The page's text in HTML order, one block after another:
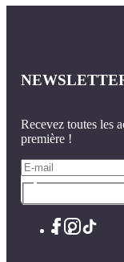
Recevez toutes les
première !